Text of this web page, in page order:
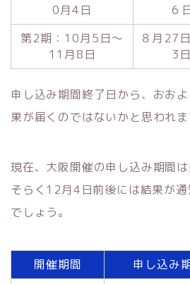
0月4日
６
第2期：10月5日～
11月8日
８月27
3日
申し込み期間終了日から、おお
果が届くのではないかと思われま
現在、大阪開催の申し込み期間
そらく12月4日前後には結果が
でしょう。
開催期間 申し込み